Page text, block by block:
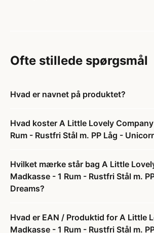
Ofte stillede spørgsmål
Hvad er navnet på produktet?
Hvad koster A Little Lovely
Rum - Rustfri Stål m. PP Låg -
Hvilket mærke står bag A Little
Madkasse - 1 Rum - Rustfri Stål m.
Dreams?
Hvad er EAN / Produktid for A Little
Madkasse - 1 Rum - Rustfri Stål m.